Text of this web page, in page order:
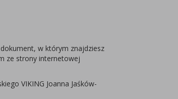
w którym znajdziesz
ze strony internetowej
VIKING Joanna Jaśków-